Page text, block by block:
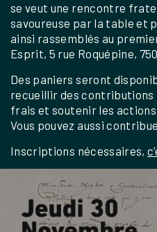
se veut une rencontre
savoureuse par la table et
ainsi rassemblés au
Esprit, 5 rue Roquépine,
Des paniers seront
recueillir des contributions
frais et soutenir les actions
Vous pouvez aussi
Inscriptions nécessaires,